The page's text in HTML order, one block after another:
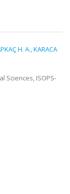
H. A.,KARACA
Sciences, ISOPS-